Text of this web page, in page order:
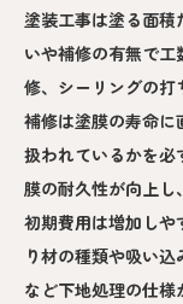
塗装工事は塗る面
いや補修の有無で
修、シーリングの
補修は塗膜の寿命に
扱われているかを
膜の耐久性が向上
初期費用は増加し
り材の種類や吸い
など下地処理の仕